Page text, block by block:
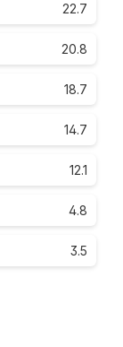
22.7
20.8
18.7
14.7
12.1
4.8
3.5